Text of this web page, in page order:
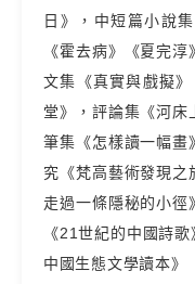
日》，中短篇小說
《霍去病》《夏完
文集《真實與戲擬
堂》，評論集《河
筆集《怎樣讀一幅畫
究《梵高藝術發現
走過一條隱秘的小徑
《21世紀的中國詩
中國生態文學讀本》